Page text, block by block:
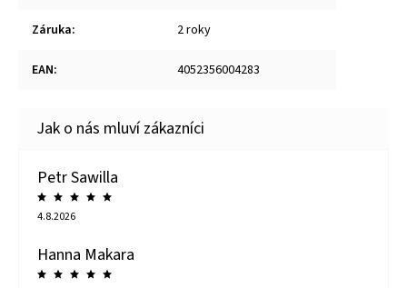
Záruka: 2 roky
EAN: 4052356004283
Petr Sawilla
4.8.2026
Hanna Makara